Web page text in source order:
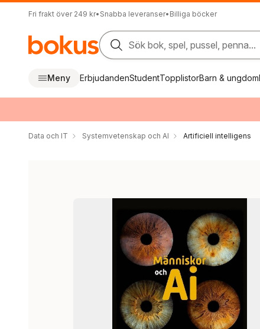
Fri frakt över 249 kr• Snabba leveranser• Billiga böcker
Sök bok, spel, pussel, penna...
Meny ErbjudandenStudentTopplistorBarn & ungdom
Data och IT Systemvetenskap och AI Artificiell intelligens